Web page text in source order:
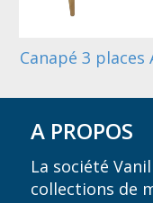
Canapé 3 places
A PROPOS
La société
collections de